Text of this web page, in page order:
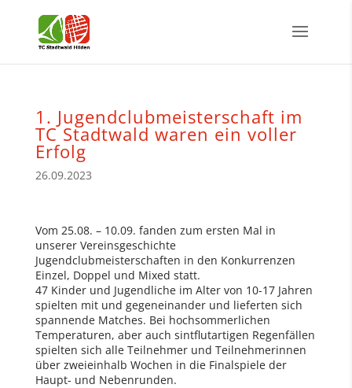
1. Jugendclubmeisterschaft im
TC Stadtwald waren ein voller
Erfolg
26.09.2023
Vom 25.08. – 10.09. fanden zum ersten Mal in
unserer Vereinsgeschichte
Jugendclubmeisterschaften in den Konkurrenzen
Einzel, Doppel und Mixed statt.
47 Kinder und Jugendliche im Alter von 10-17 Jahren
spielten mit und gegeneinander und lieferten sich
spannende Matches. Bei hochsommerlichen
Temperaturen, aber auch sintflutartigen Regenfällen
spielten sich alle Teilnehmer und Teilnehmerinnen
über zweieinhalb Wochen in die Finalspiele der
Haupt- und Nebenrunden.